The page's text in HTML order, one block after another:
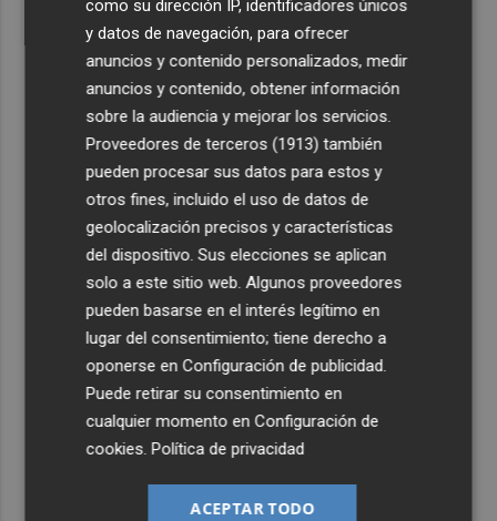
como su dirección IP, identificadores únicos
y datos de navegación, para ofrecer
anuncios y contenido personalizados, medir
anuncios y contenido, obtener información
sobre la audiencia y mejorar los servicios.
Proveedores de terceros (1913) también
pueden procesar sus datos para estos y
otros fines, incluido el uso de datos de
geolocalización precisos y características
del dispositivo. Sus elecciones se aplican
solo a este sitio web. Algunos proveedores
pueden basarse en el interés legítimo en
lugar del consentimiento; tiene derecho a
oponerse enConfiguración de publicidad
Puede retirar su consentimiento en
cualquier momento enConfiguración de
cookies .Política de privacidad
ACEPTAR TODO